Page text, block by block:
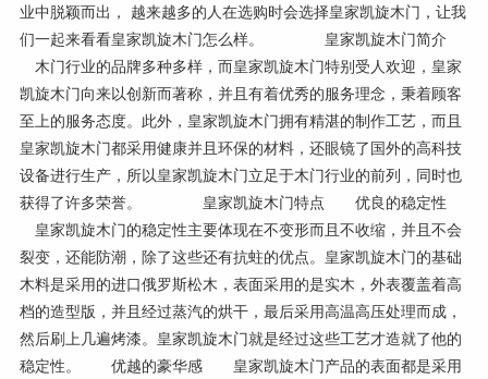
业中脱颖而出， 越来越多的人在选购时会选择皇家凯旋木门，让我
们一起来看看皇家凯旋木门怎么样。 皇家凯旋木门简介
木门行业的品牌多种多样，而皇家凯旋木门特别受人欢迎，皇家
凯旋木门向来以创新而著称，并且有着优秀的服务理念，秉着顾客
至上的服务态度。此外，皇家凯旋木门拥有精湛的制作工艺，而且
皇家凯旋木门都采用健康并且环保的材料，还眼镜了国外的高科技
设备进行生产，所以皇家凯旋木门立足于木门行业的前列，同时也
获得了许多荣誉。 皇家凯旋木门特点 优良的稳定性
皇家凯旋木门的稳定性主要体现在不变形而且不收缩，并且不会
裂变，还能防潮，除了这些还有抗蛀的优点。皇家凯旋木门的基础
木料是采用的进口俄罗斯松木，表面采用的是实木，外表覆盖着高
档的造型版，并且经过蒸汽的烘干，最后采用高温高压处理而成，
然后刷上几遍烤漆。皇家凯旋木门就是经过这些工艺才造就了他的
稳定性。 优越的豪华感 皇家凯旋木门产品的表面都是采用